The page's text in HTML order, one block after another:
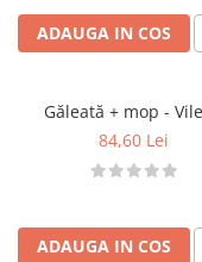
5-7 Ani
8-10 Ani
ADAUGA IN COS
Găleată + mop -
84,60 Lei
ADAUGA IN COS